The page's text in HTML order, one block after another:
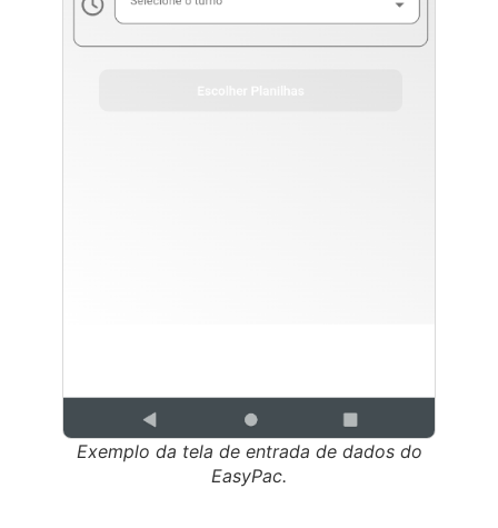
Exemplo da tela de entrada de dados do
EasyPac.